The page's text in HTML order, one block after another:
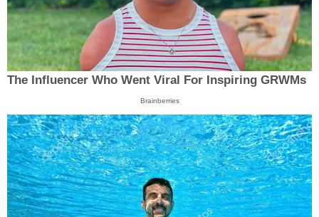
The Influencer Who Went Viral For Inspiring GRWMs
Brainberries